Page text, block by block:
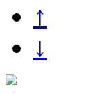
↑
↓